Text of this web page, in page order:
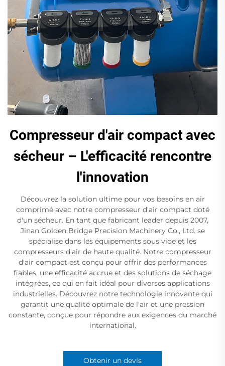
Compresseur d'air compact avec
sécheur – L'efficacité rencontre
l'innovation
Découvrez la solution ultime pour vos besoins en air
comprimé avec notre compresseur d'air compact doté
d'un sécheur. En tant que fabricant leader depuis 2007,
Jinan Golden Bridge Precision Machinery Co., Ltd. se
spécialise dans les équipements sous vide et les
compresseurs d'air de haute qualité. Notre compresseur
d'air compact est conçu pour offrir des performances
fiables, une efficacité accrue et des solutions de séchage
intégrées, ce qui en fait idéal pour diverses applications
industrielles. Découvrez notre technologie innovante qui
garantit une qualité optimale de l'air et une pression
constante, conçue pour répondre aux exigences du marché
international.
Obtenir un devis